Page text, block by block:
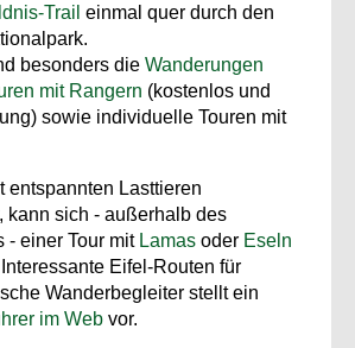
Trail einmal quer durch den
besonders die Wanderungen
mit Rangern (kostenlos und
sowie individuelle Touren mit
entspannten Lasttieren
kann sich - außerhalb des
- einer Tour mit Lamas oder Eseln
Eifel-Routen für
Wanderbegleiter stellt ein
im Web vor.